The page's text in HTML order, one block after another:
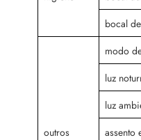
bocal
outros
modo
luz
luz
assento